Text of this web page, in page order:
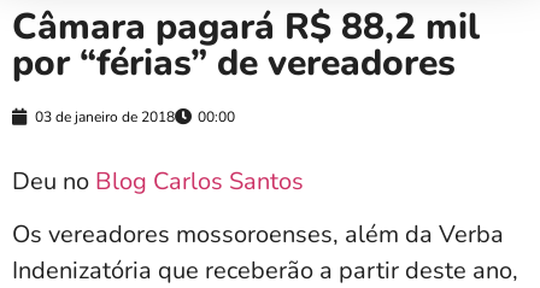
Câmara pagará R$ 88,2 mil
por “férias” de vereadores
03 de janeiro de 2018 00:00
Deu no Blog Carlos Santos
Os vereadores mossoroenses, além da Verba
Indenizatória que receberão a partir deste ano,